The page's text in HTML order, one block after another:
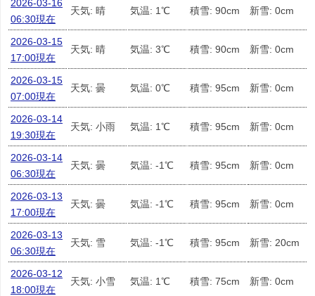
2026-03-16
06:30現在
天気: 晴 気温: 1℃ 積雪: 90cm 新雪: 0cm
2026-03-15
17:00現在
天気: 晴 気温: 3℃ 積雪: 90cm 新雪: 0cm
2026-03-15
07:00現在
天気: 曇 気温: 0℃ 積雪: 95cm 新雪: 0cm
2026-03-14
19:30現在
天気: 小雨 気温: 1℃ 積雪: 95cm 新雪: 0cm
2026-03-14
06:30現在
天気: 曇 気温: -1℃ 積雪: 95cm 新雪: 0cm
2026-03-13
17:00現在
天気: 曇 気温: -1℃ 積雪: 95cm 新雪: 0cm
2026-03-13
06:30現在
天気: 雪 気温: -1℃ 積雪: 95cm 新雪: 20cm
2026-03-12
18:00現在
天気: 小雪 気温: 1℃ 積雪: 75cm 新雪: 0cm